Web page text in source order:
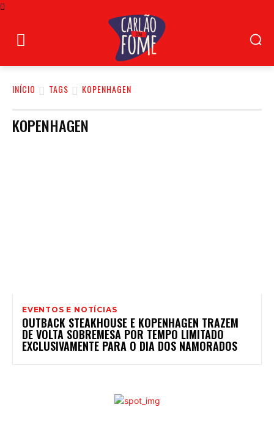
INÍCIO TAGS KOPENHAGEN
KOPENHAGEN
EVENTOS E NOTÍCIAS
OUTBACK STEAKHOUSE E KOPENHAGEN TRAZEM
DE VOLTA SOBREMESA POR TEMPO LIMITADO
EXCLUSIVAMENTE PARA O DIA DOS NAMORADOS